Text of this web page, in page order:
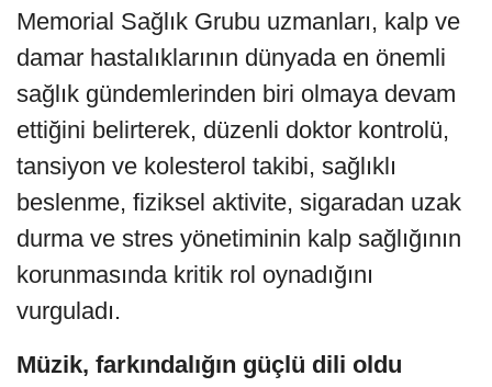
Memorial Sağlık Grubu uzmanları, kalp ve
damar hastalıklarının dünyada en önemli
sağlık gündemlerinden biri olmaya devam
ettiğini belirterek, düzenli doktor kontrolü,
tansiyon ve kolesterol takibi, sağlıklı
beslenme, fiziksel aktivite, sigaradan uzak
durma ve stres yönetiminin kalp sağlığının
korunmasında kritik rol oynadığını
vurguladı.
Müzik, farkındalığın güçlü dili oldu